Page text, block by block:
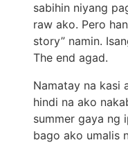
sabihin niyang
raw ako. Pero
story” namin.
The end agad.
Namatay na kasi
hindi na ako
summer gaya ng
bago ako umalis